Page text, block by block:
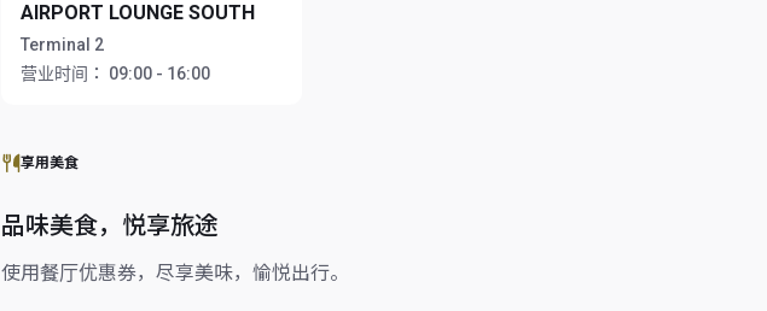
AIRPORT LOUNGE SOUTH
Terminal 2
营业时间：
09:00 - 16:00
享用美食
品味美食，悦享旅途
使用餐厅优惠券，尽享美味，愉悦出行。